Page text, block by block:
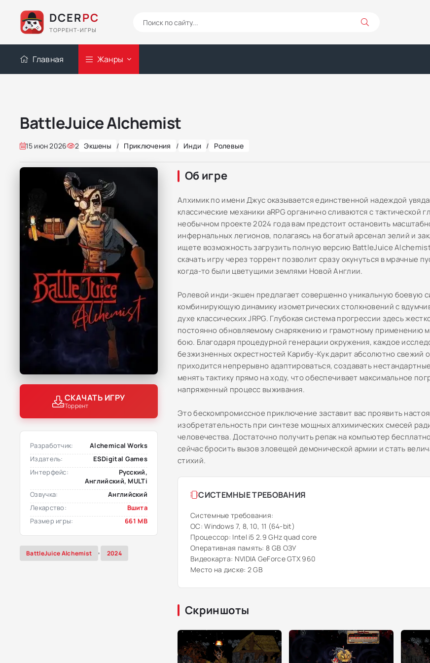
DCERPC
ТОРРЕНТ-ИГРЫ
Главная Жанры
BattleJuice Alchemist
15 июн 2026 2 Экшены / Приключения / Инди / Ролевые
СКАЧАТЬ ИГРУ
Торрент
Разработчик:
Alchemical Works
Издатель:
ESDigital Games
Интерфейс:
Русский,
Английский, MULTi
Озвучка:
Английский
Лекарство:
Вшита
Размер игры:
661 MB
BattleJuice Alchemist , 2024
Об игре
Алхимик по имени Джус оказывается единственной надеждой
классические механики aRPG органично сливаются с тактической
необычном проекте 2024 года вам предстоит остановить
инфернальных легионов, полагаясь на богатый арсенал зелий и
ищете возможность загрузить полную версию BattleJuice
скачать игру через торрент позволит сразу окунуться в мрачные
когда-то были цветущими землями Новой Англии.
Ролевой инди-экшен предлагает совершенно уникальную боевую
комбинирующую динамику изометрических столкновений с
духе классических JRPG. Глубокая система прогрессии здесь
постоянно обновляемому снаряжению и грамотному применению
бою. Благодаря процедурной генерации окружения, каждое
безжизненных окрестностей Карибу-Кук дарит абсолютно свежий
приходится непрерывно адаптироваться, создавать
менять тактику прямо на ходу, что обеспечивает максимальное
напряженный процесс выживания.
Это бескомпромиссное приключение заставит вас проявить
изобретательность при синтезе мощных алхимических смесей
человечества. Достаточно получить репак на компьютер
сейчас бросить вызов зловещей демонической армии и стать
стихий.
СИСТЕМНЫЕ ТРЕБОВАНИЯ
Системные требования:
ОС: Windows 7, 8, 10, 11 (64-bit)
Процессор: Intel i5 2.9 GHz quad core
Оперативная память: 8 GB ОЗУ
Видеокарта: NVIDIA GeForce GTX 960
Место на диске: 2 GB
Скриншоты